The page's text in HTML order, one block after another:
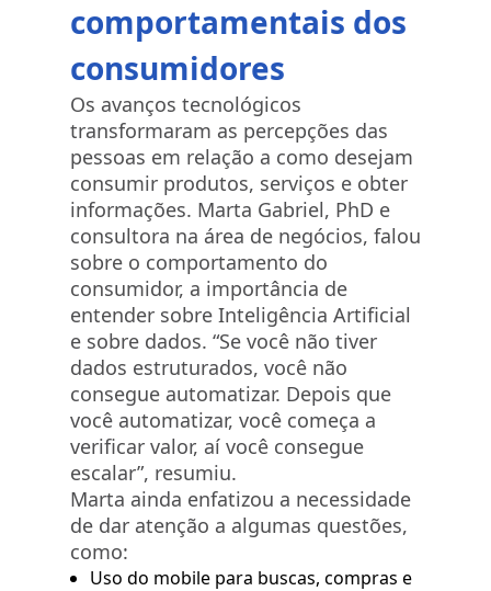
comportamentais dos
consumidores
Os avanços tecnológicos
transformaram as percepções das
pessoas em relação a como desejam
consumir produtos, serviços e obter
informações. Marta Gabriel, PhD e
consultora na área de negócios, falou
sobre o comportamento do
consumidor, a importância de
entender sobre Inteligência Artificial
e sobre dados. “Se você não tiver
dados estruturados, você não
consegue automatizar. Depois que
você automatizar, você começa a
verificar valor, aí você consegue
escalar”, resumiu.
Marta ainda enfatizou a necessidade
de dar atenção a algumas questões,
como:
Uso do mobile para buscas, compras e